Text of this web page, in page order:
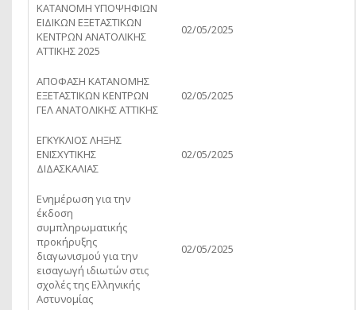
ΚΑΤΑΝΟΜΗ ΥΠΟΨΗΦΙΩΝ
ΕΙΔΙΚΩΝ ΕΞΕΤΑΣΤΙΚΩΝ
ΚΕΝΤΡΩΝ ΑΝΑΤΟΛΙΚΗΣ
ΑΤΤΙΚΗΣ 2025
02/05/2025
ΑΠΟΦΑΣΗ ΚΑΤΑΝΟΜΗΣ
EΞΕΤΑΣΤΙΚΩΝ KΕΝΤΡΩΝ
ΓΕΛ ΑΝΑΤΟΛΙΚΗΣ ΑΤΤΙΚΗΣ
02/05/2025
ΕΓΚΥΚΛΙΟΣ ΛΗΞΗΣ
ΕΝΙΣΧΥΤΙΚΗΣ
ΔΙΔΑΣΚΑΛΙΑΣ
02/05/2025
Ενημέρωση για την
έκδοση
συμπληρωματικής
προκήρυξης
διαγωνισμού για την
εισαγωγή ιδιωτών στις
σχολές της Ελληνικής
Αστυνομίας
02/05/2025